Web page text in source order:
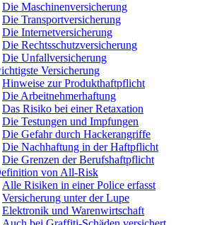
Die Maschinenversicherung
Die Transportversicherung
Die Internetversicherung
Die Rechtsschutzversicherung
Die Unfallversicherung
Versicherung
Hinweise zur Produkthaftpflicht
Die Arbeitnehmerhaftung
Das Risiko bei einer Retaxation
Die Testungen und Impfungen
Die Gefahr durch Hackerangriffe
Die Nachhaftung in der Haftpflicht
Die Grenzen der Berufshaftpflicht
von All-Risk
Alle Risiken in einer Police erfasst
Versicherung unter der Lupe
Elektronik und Warenwirtschaft